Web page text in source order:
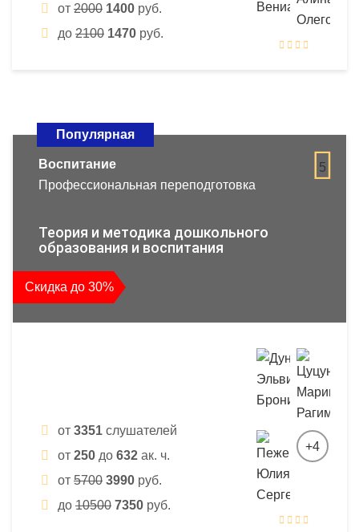
от 2000 1400 руб.
до 2100 1470 руб.
Популярная
5
Воспитание
Профессиональная переподготовка
Теория и методика дошкольного
образования и воспитания
Скидка до 30%
от 3351 слушателей
от 250 до 632 ак. ч.
от 5700 3990 руб.
до 10500 7350 руб.
+4